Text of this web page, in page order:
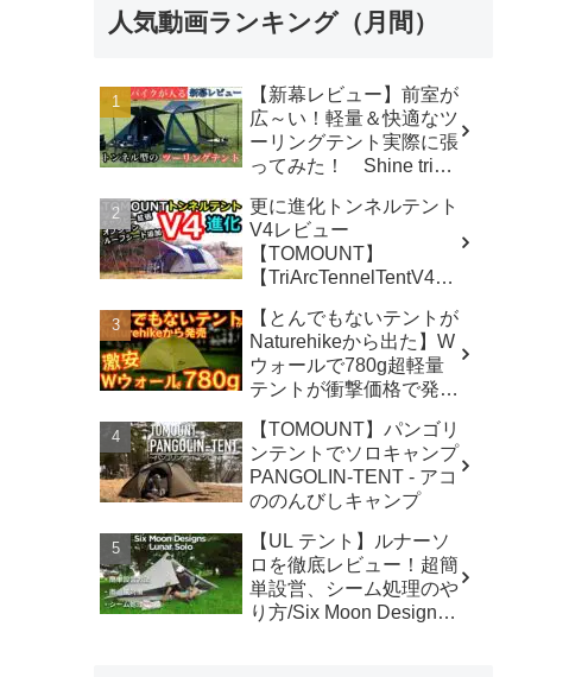
【アウトドア】#855 -
人気動画ランキング（月間）
【新幕レビュー】前室が
広～い！軽量＆快適なツ
ーリングテント実際に張
ってみた！ Shine trip
な気分
更に進化トンネルテント
V4レビュー
【TOMOUNT】
【TriArcTennelTentV4】
カ】
【とんでもないテントが
Naturehikeから出た】W
ウォールで780g超軽量
テントが衝撃価格で発売
解説の保存版【ULギ
ア】【キャンプ道具】
【アウトドア】#855 -
Hurricane Camp / ハリケ
ーンキャンプ
【TOMOUNT】パンゴリ
ンテントでソロキャンプ
PANGOLIN-TENT - アコ
ののんびしキャンプ
【UL テント】ルナーソ
ロを徹底レビュー！超簡
単設営、シーム処理のや
り方/Six Moon Designs